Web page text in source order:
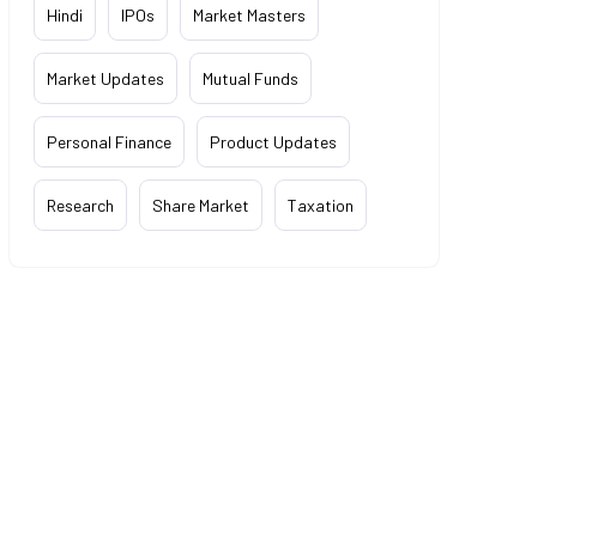
Hindi IPOs Market Masters
Market Updates Mutual Funds
Personal Finance Product Updates
Research Share Market Taxation